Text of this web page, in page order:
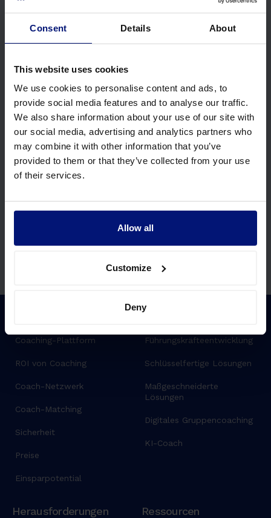
Consent Details About
This website uses cookies
We use cookies to personalise content and ads, to
provide social media features and to analyse our traffic.
We also share information about your use of our site with
our social media, advertising and analytics partners who
may combine it with other information that you’ve
provided to them or that they’ve collected from your use
of their services.
Allow all
Customize
Deny
Schließen Sie sich einigen derweltweit
führendenOrganisationen an.
Coaching-Plattform
ROI von Coaching
Coach-Netzwerk
Coach-Matching
Sicherheit
Preise
Einsparpotential
Führungskräfteentwicklung
Schlüsselfertige Lösungen
Maßgeschneiderte
Lösungen
Digitales Gruppencoaching
KI-Coach
Herausforderungen Ressourcen